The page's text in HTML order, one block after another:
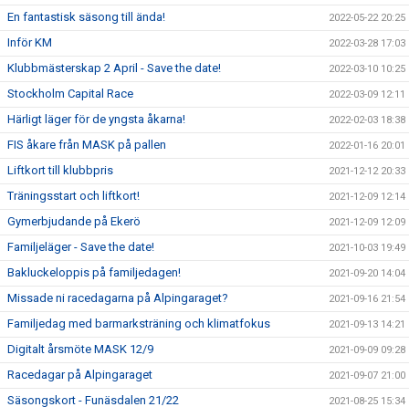
En fantastisk säsong till ända! 2022-05-22 20:25
Inför KM 2022-03-28 17:03
Klubbmästerskap 2 April - Save the date! 2022-03-10 10:25
Stockholm Capital Race 2022-03-09 12:11
Härligt läger för de yngsta åkarna! 2022-02-03 18:38
FIS åkare från MASK på pallen 2022-01-16 20:01
Liftkort till klubbpris 2021-12-12 20:33
Träningsstart och liftkort! 2021-12-09 12:14
Gymerbjudande på Ekerö 2021-12-09 12:09
Familjeläger - Save the date! 2021-10-03 19:49
Bakluckeloppis på familjedagen! 2021-09-20 14:04
Missade ni racedagarna på Alpingaraget? 2021-09-16 21:54
Familjedag med barmarksträning och klimatfokus 2021-09-13 14:21
Digitalt årsmöte MASK 12/9 2021-09-09 09:28
Racedagar på Alpingaraget 2021-09-07 21:00
Säsongskort - Funäsdalen 21/22 2021-08-25 15:34